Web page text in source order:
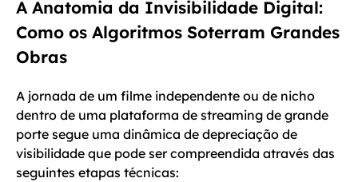
A Anatomia da Invisibilidade Digital:
Como os Algoritmos Soterram Grandes
Obras
A jornada de um filme independente ou de nicho
dentro de uma plataforma de streaming de grande
porte segue uma dinâmica de depreciação de
visibilidade que pode ser compreendida através das
seguintes etapas técnicas: